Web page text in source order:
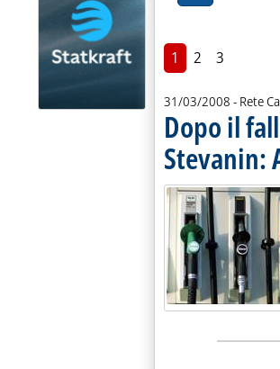
1 2 3
31/03/2008 - Rete
Dopo il
Stevanin: